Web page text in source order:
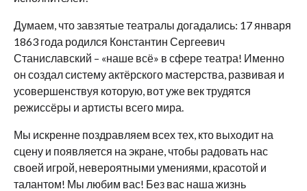
Думаем, что завзятые театралы догадались: 17 января
1863 года родился Константин Сергеевич
Станиславский – «наше всё» в сфере театра! Именно
он создал систему актёрского мастерства, развивая и
усовершенствуя которую, вот уже век трудятся
режиссёры и артисты всего мира.
Мы искренне поздравляем всех тех, кто выходит на
сцену и появляется на экране, чтобы радовать нас
своей игрой, невероятными умениями, красотой и
талантом! Мы любим вас! Без вас наша жизнь